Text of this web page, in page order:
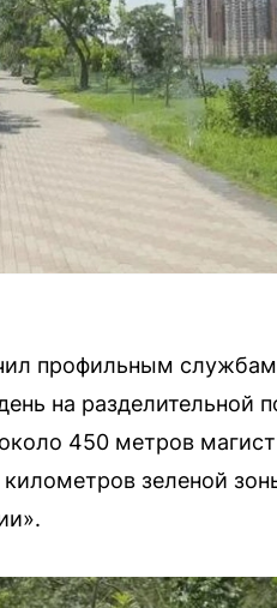
профильным
на разделительной
450 метров
зеленой